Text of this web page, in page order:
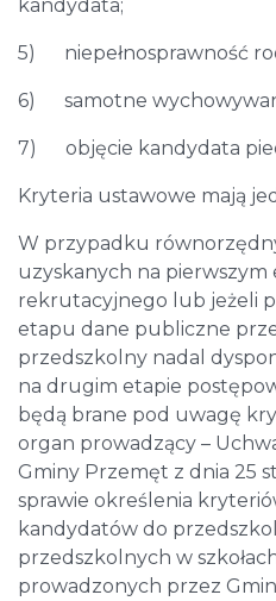
kandydata;
5) niepełnosprawność
6) samotne
7) objęcie kandydata
Kryteria ustawowe mają
W przypadku
uzyskanych na pierwszym
rekrutacyjnego lub jeżeli
etapu dane publiczne
przedszkolny nadal
na drugim etapie
będą brane pod uwagę
organ prowadzący –
Gminy Przemęt z dnia 25
sprawie określenia
kandydatów do
przedszkolnych w
prowadzonych przez